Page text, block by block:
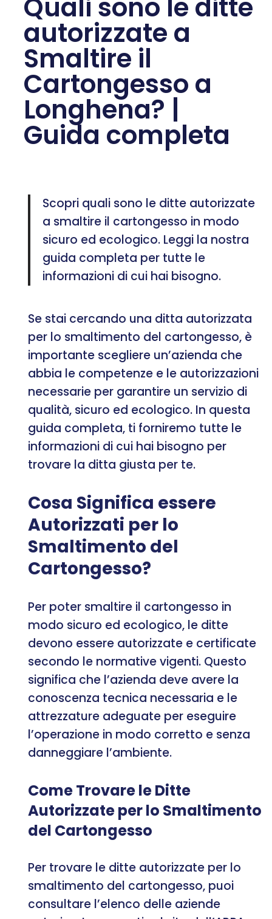
Quali sono le ditte
autorizzate a
Smaltire il
Cartongesso a
Longhena? |
Guida completa
Scopri quali sono le ditte autorizzate
a smaltire il cartongesso in modo
sicuro ed ecologico. Leggi la nostra
guida completa per tutte le
informazioni di cui hai bisogno.
Se stai cercando una ditta autorizzata
per lo smaltimento del cartongesso, è
importante scegliere un’azienda che
abbia le competenze e le autorizzazioni
necessarie per garantire un servizio di
qualità, sicuro ed ecologico. In questa
guida completa, ti forniremo tutte le
informazioni di cui hai bisogno per
trovare la ditta giusta per te.
Cosa Significa essere
Autorizzati per lo
Smaltimento del
Cartongesso?
Per poter smaltire il cartongesso in
modo sicuro ed ecologico, le ditte
devono essere autorizzate e certificate
secondo le normative vigenti. Questo
significa che l’azienda deve avere la
conoscenza tecnica necessaria e le
attrezzature adeguate per eseguire
l’operazione in modo corretto e senza
danneggiare l’ambiente.
Come Trovare le Ditte
Autorizzate per lo Smaltimento
del Cartongesso
Per trovare le ditte autorizzate per lo
smaltimento del cartongesso, puoi
consultare l’elenco delle aziende